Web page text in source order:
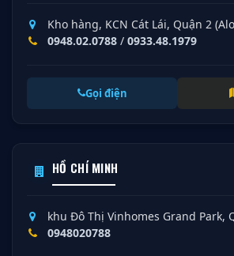
Kho hàng, KCN Cát Lái, Quận 2
0948.02.0788 / 0933.48.1979
Gọi điện
HỒ CHÍ MINH
khu Đô Thị Vinhomes Grand Park,
0948020788